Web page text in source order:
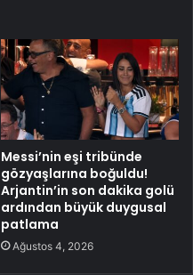
Messi’nin eşi tribünde
gözyaşlarına boğuldu!
Arjantin’in son dakika golü
ardından büyük duygusal
patlama
Ağustos 4, 2026